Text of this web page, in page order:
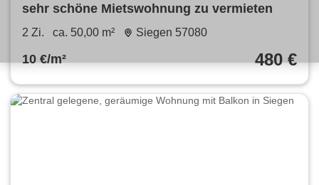
sehr schöne Mietswohnung zu vermieten
2 Zi. ca. 50,00 m² Siegen 57080
10 €/m² 480 €